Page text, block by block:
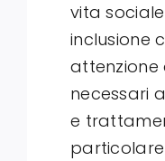
vita
inclusione
attenzione
necessari
e